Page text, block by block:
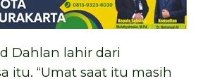
Dahlan lahir dari
itu. “Umat saat itu masih